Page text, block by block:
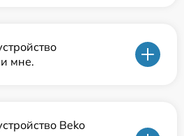
мне.
Beko